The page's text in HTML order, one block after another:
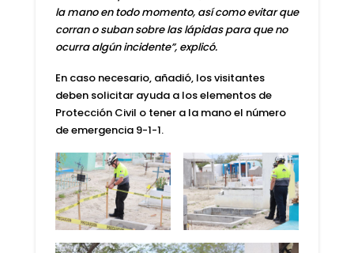
la mano en todo momento, así como evitar que
corran o suban sobre las lápidas para que no
ocurra algún incidente”, explicó.
En caso necesario, añadió, los visitantes
deben solicitar ayuda a los elementos de
Protección Civil o tener a la mano el número
de emergencia9-1-1.